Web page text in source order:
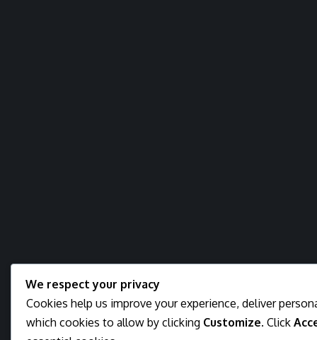
We respect your privacy
Cookies help us improve your experience, deliver
which cookies to allow by clicking Customize. Click